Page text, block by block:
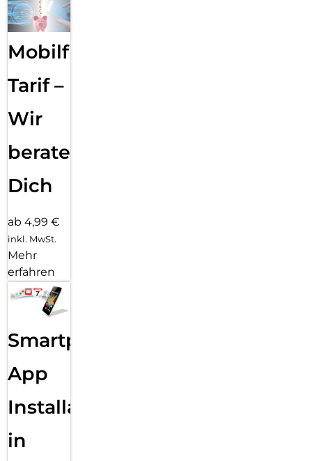
Mobilfunk
Tarif –
Wir
beraten
Dich
ab 4,99 €
inkl. MwSt.
Mehr
erfahren
Smartphone
App
Installation
in